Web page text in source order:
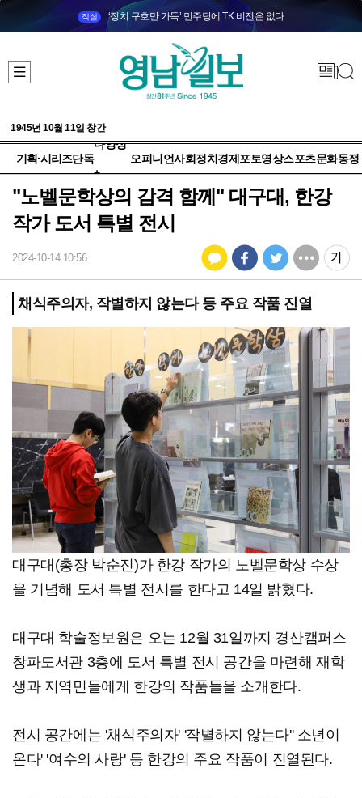
직설 ‘정치 구호만 가득’ 민주당에 TK 비전은 없다
1945년 10월 11일 창간
기획·시리즈단독
다양성
+
오피니언사회정치 경제 포토영상스포츠문화동정
"노벨문학상의 감격 함께" 대구대, 한강
작가 도서 특별 전시
2024-10-14 10:56
채식주의자, 작별하지 않는다 등 주요 작품 진열
대구대(총장 박순진)가 한강 작가의 노벨문학상 수상
을 기념해 도서 특별 전시를 한다고 14일 밝혔다.
대구대 학술정보원은 오는 12월 31일까지 경산캠퍼스
창파도서관 3층에 도서 특별 전시 공간을 마련해 재학
생과 지역민들에게 한강의 작품들을 소개한다.
전시 공간에는 '채식주의자' '작별하지 않는다'' 소년이
온다' '여수의 사랑' 등 한강의 주요 작품이 진열된다.